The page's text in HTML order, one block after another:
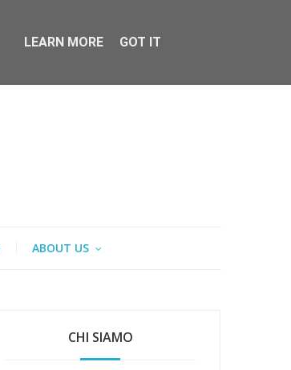
ABOUT US
CHI SIAMO
LEARN MORE GOT IT